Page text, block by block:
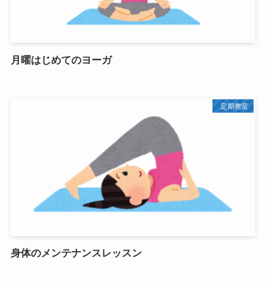
月曜はじめてのヨーガ
定期教室
身体のメンテナンスレッスン